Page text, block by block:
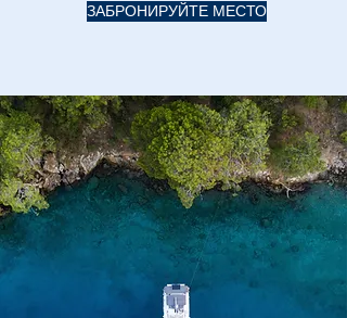
ЗАБРОНИРУЙТЕ МЕСТО